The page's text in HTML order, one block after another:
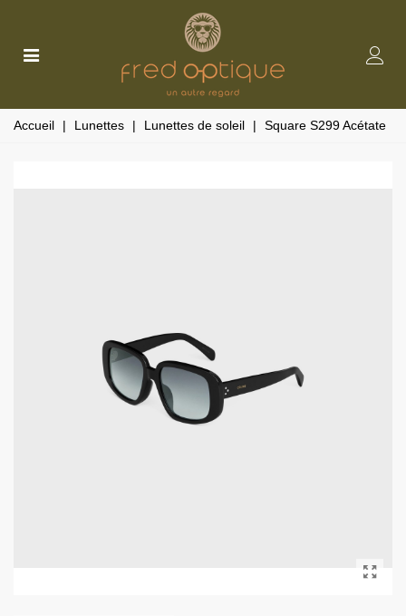
Accueil | Lunettes | Lunettes de soleil | Square S299 Acétate